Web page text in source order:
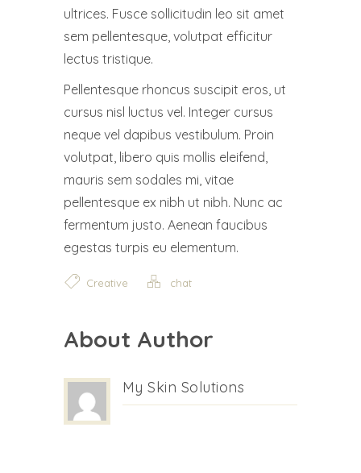
ultrices. Fusce sollicitudin leo sit amet
sem pellentesque, volutpat efficitur
lectus tristique.
Pellentesque rhoncus suscipit eros, ut
cursus nisl luctus vel. Integer cursus
neque vel dapibus vestibulum. Proin
volutpat, libero quis mollis eleifend,
mauris sem sodales mi, vitae
pellentesque ex nibh ut nibh. Nunc ac
fermentum justo. Aenean faucibus
egestas turpis eu elementum.
Creative chat
About Author
My Skin Solutions